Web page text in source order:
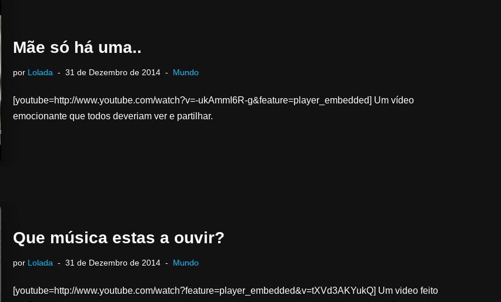
Mãe só há uma..
por Lolada 31 de Dezembro de 2014 Mundo
[youtube=http://www.youtube.com/watch?v=-ukAmmI6R-g&feature=player_embedded] Um vídeo
emocionante que todos deveriam ver e partilhar.
Que música estas a ouvir?
por Lolada 31 de Dezembro de 2014 Mundo
[youtube=http://www.youtube.com/watch?feature=player_embedded&v=tXVd3AKYukQ] Um video feito